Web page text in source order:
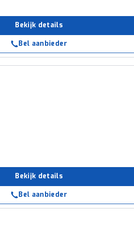
Bekijk details
Bel aanbieder
Bekijk details
Bel aanbieder